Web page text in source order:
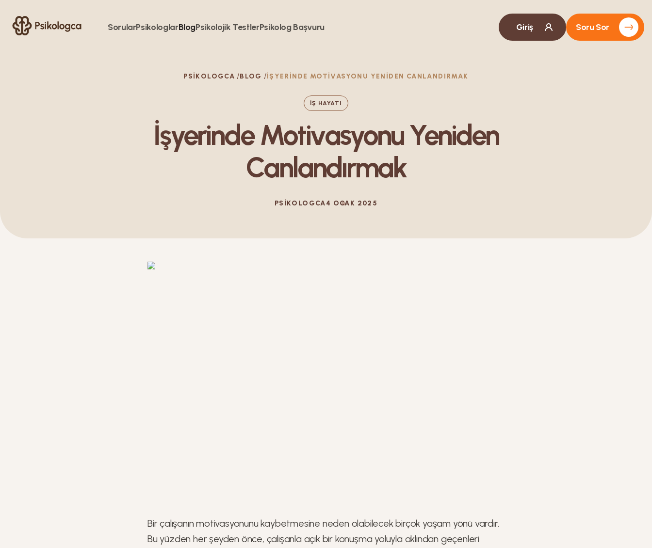
SorularPsikologlarBlogPsikolojik TestlerPsikolog Bașvuru Giriş Soru Sor
PSIKOLOGCA BLOG İŞYERINDE MOTIVASYONU YENIDEN CANLANDIRMAK
İŞ HAYATI
İşyerinde Motivasyonu Yeniden
Canlandırmak
PSIKOLOGCA4 OCAK 2025
Bir çalışanın motivasyonunu kaybetmesine neden olabilecek birçok yaşam yönü vardır.
Bu yüzden her şeyden önce, çalışanla açık bir konuşma yoluyla aklından geçenleri